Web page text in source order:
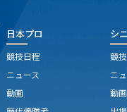
日本プロ
競技日程
ニュース
動画
シ
競
ニ
動画